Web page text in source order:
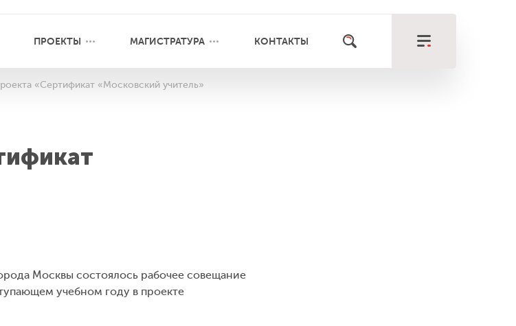
ПРОЕКТЫ МАГИСТРАТУРА КОНТАКТЫ
«Сертификат «Московский учитель»
Москвы состоялось рабочее совещание
учебном году в проекте